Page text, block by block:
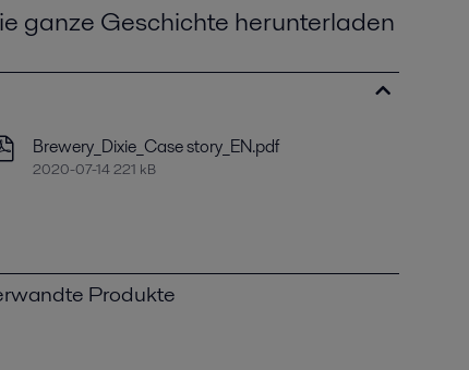
ganze Geschichte herunterladen
Brewery_Dixie_Case story_EN.pdf
2020-07-14 221 kB
Produkte